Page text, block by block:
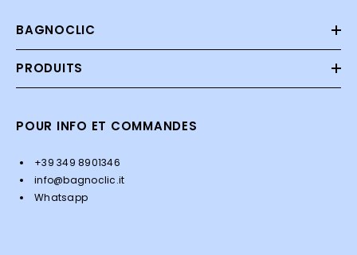
BAGNOCLIC
PRODUITS
POUR INFO ET COMMANDES
+39 349 8901346
info@bagnoclic.it
Whatsapp